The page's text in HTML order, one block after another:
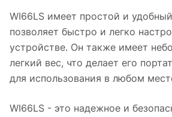
WI66LS имеет простой и
позволяет быстро и легко
устройстве. Он также имеет
легкий вес, что делает его
для использования в любом
WI66LS - это надежное и